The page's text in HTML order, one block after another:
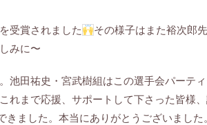
受賞されました
その様子はまた裕次郎
みに〜
池田祐史・宮武樹組はこの選手会パーテ
れまで応援、サポートして下さった皆様
ました。本当にありがとうございました